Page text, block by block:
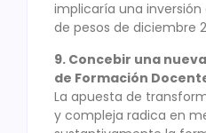
implicaría una inversión
de pesos de diciembre
9. Concebir una
de Formación
La apuesta de
y compleja radica en